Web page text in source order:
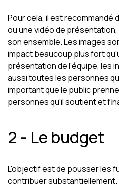
Pour cela, il est recommandé
ou une vidéo de
son ensemble. Les images
impact beaucoup plus fort
présentation de l'équipe, les
aussi toutes les personnes
important que le public
personnes qu'il soutient et
2 - Le budget
L'objectif est de pousser les
contribuer